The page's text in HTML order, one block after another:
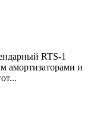
RTS-1
амортизаторами и